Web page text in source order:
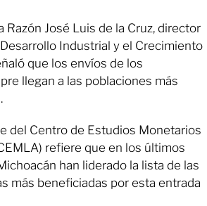
Razón José Luis de la Cruz, director
Industrial y el Crecimiento
que los envíos de los
llegan a las poblaciones más
del Centro de Estudios Monetarios
refiere que en los últimos
han liderado la lista de las
más beneficiadas por esta entrada